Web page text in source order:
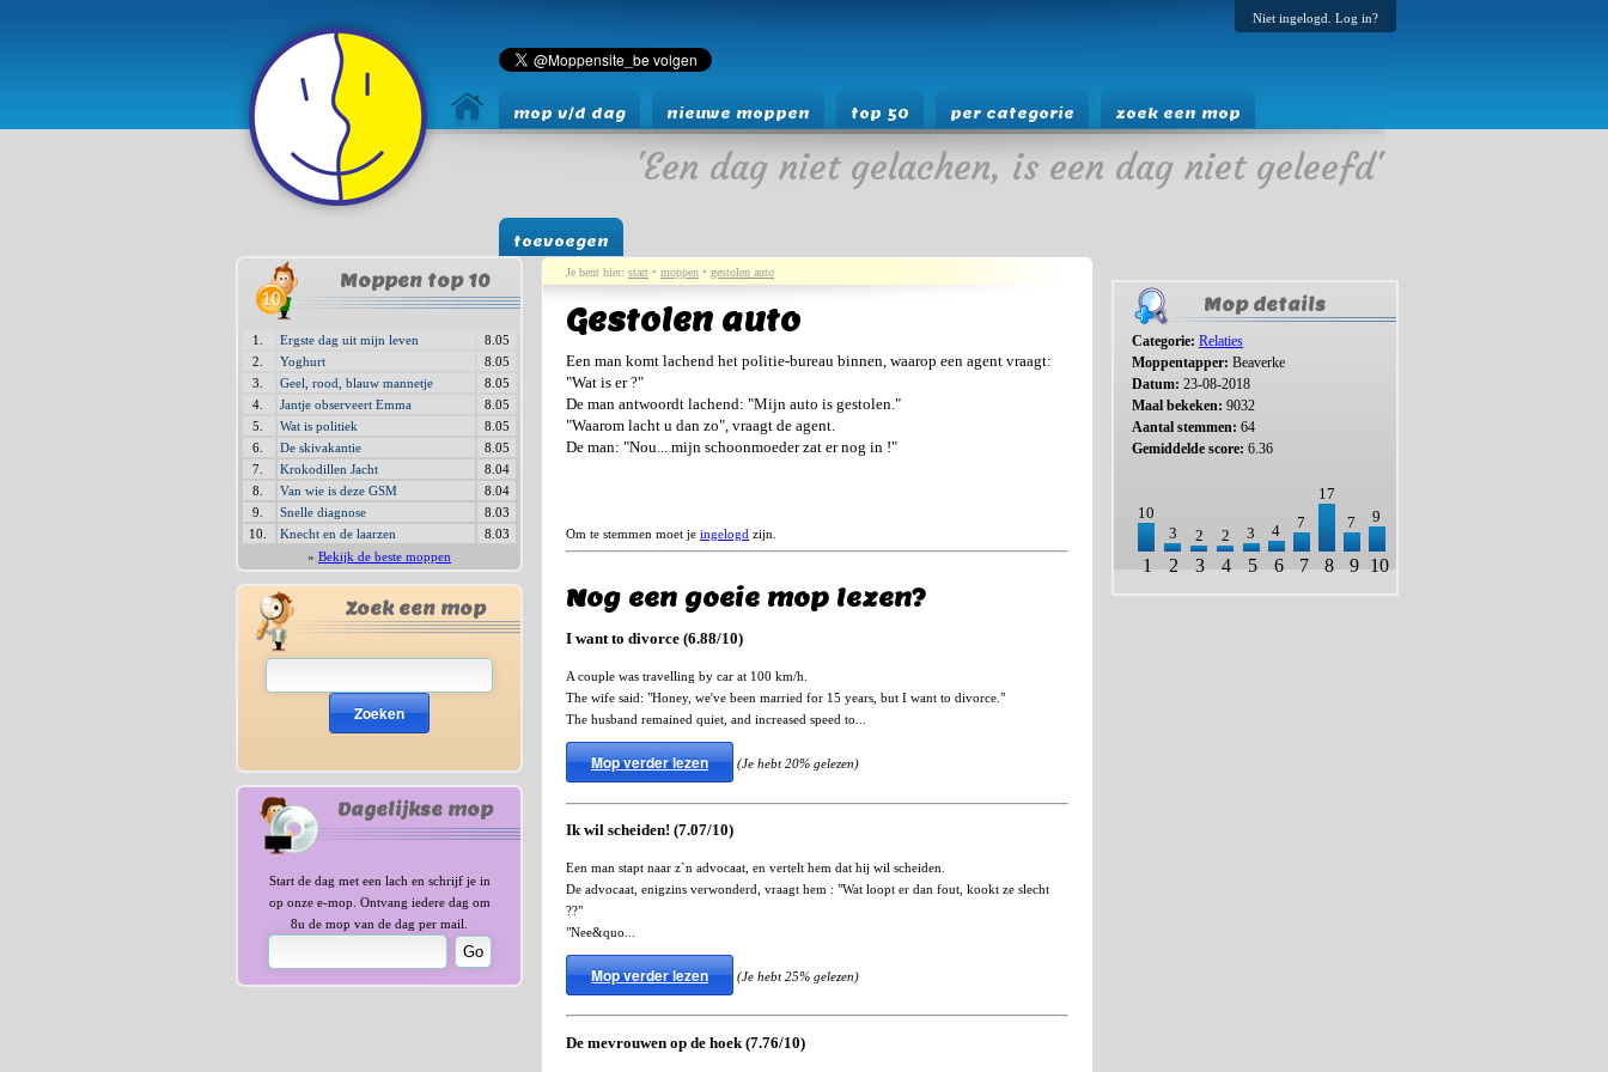
Niet ingelogd. Log in?
mop v/d dag nieuwe moppen top 50 per categorie zoek een mop
toevoegen
'Een dag niet gelachen, is een dag niet geleefd'
Moppen top 10
1. Ergste dag uit mijn leven
8.05
2.
Yoghurt
8.05
3.
Geel, rood, blauw mannetje
8.05
4.
Jantje observeert Emma
8.05
5.
Wat is politiek
8.05
6.
De skivakantie
8.05
7.
Krokodillen Jacht
8.04
8.
Van wie is deze GSM
8.04
9.
Snelle diagnose
8.03
10.
Knecht en de laarzen
8.03
» Bekijk de beste moppen
Zoek een mop
Zoeken
Dagelijkse mop
Start de dag met een lach en schrijf je in
op onze e-mop. Ontvang iedere dag om
8u de mop van de dag per mail.
Je bent hier: start • moppen • gestolen auto
Gestolen auto
Een man komt lachend het politie-bureau binnen, waarop een agent vraagt:
"Wat is er ?"
De man antwoordt lachend: "Mijn auto is gestolen."
"Waarom lacht u dan zo", vraagt de agent.
De man: "Nou... mijn schoonmoeder zat er nog in !"
Om te stemmen moet je ingelogd zijn.
Nog een goeie mop lezen?
I want to divorce (6.88/10)
A couple was travelling by car at 100 km/h.
The wife said: "Honey, we've been married for 15 years, but I want to divorce."
The husband remained quiet, and increased speed to...
Mop verder lezen (Je hebt 20% gelezen)
Ik wil scheiden! (7.07/10)
Een man stapt naar z`n advocaat, en vertelt hem dat hij wil scheiden.
De advocaat, enigzins verwonderd, vraagt hem : "Wat loopt er dan fout, kookt ze slecht
??"
"Nee&quo...
Mop verder lezen (Je hebt 25% gelezen)
De mevrouwen op de hoek (7.76/10)
Mop details
Categorie: Relaties
Moppentapper: Beaverke
Datum: 23-08-2018
Maal bekeken: 9032
Aantal stemmen: 64
Gemiddelde score: 6.36
10
3
2 2 3 4 7
17
7
9
1 2 3 4 5 6 7 8 9 10